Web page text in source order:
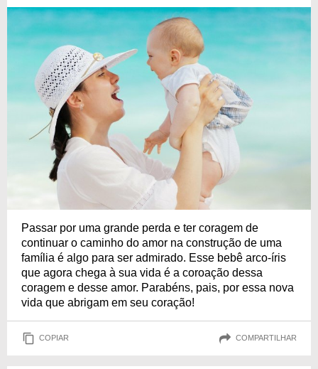
Passar por uma grande perda e ter coragem de
continuar o caminho do amor na construção de uma
família é algo para ser admirado. Esse bebê arco-íris
que agora chega à sua vida é a coroação dessa
coragem e desse amor. Parabéns, pais, por essa nova
vida que abrigam em seu coração!
COPIAR COMPARTILHAR